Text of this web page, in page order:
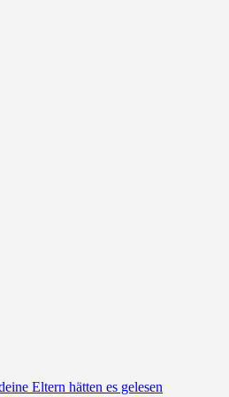
Eltern hätten es gelesen